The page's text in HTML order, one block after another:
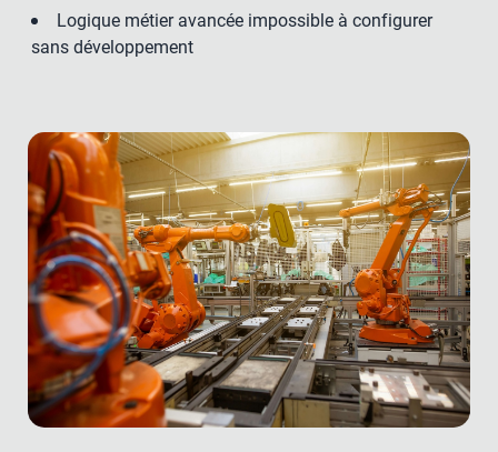
Logique métier avancée impossible à configurer
sans développement